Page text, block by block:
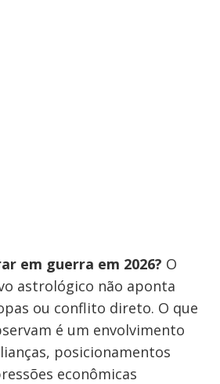
em guerra em 2026? O
astrológico não aponta
ou conflito direto. O que
é um envolvimento
posicionamentos
econômicas